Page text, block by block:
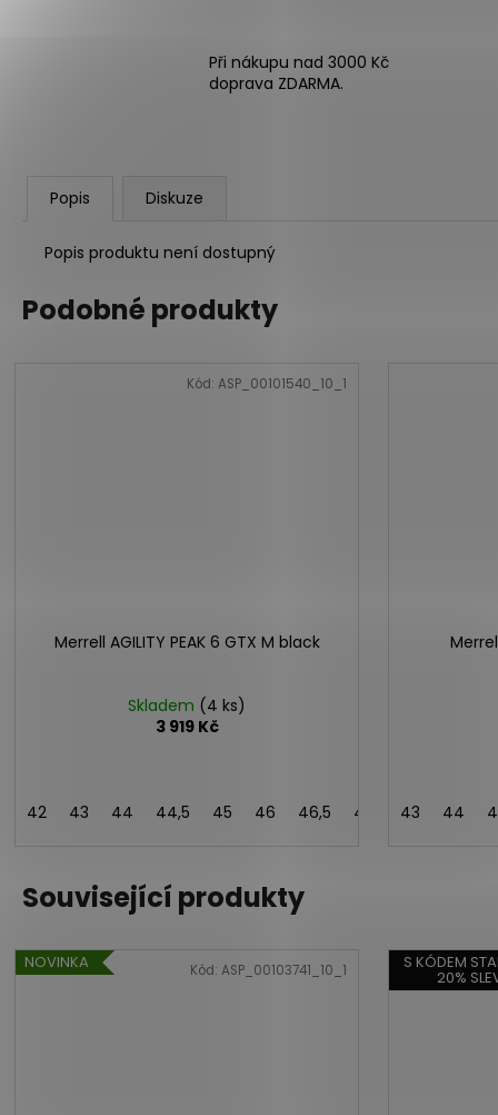
Při nákupu nad 3000 Kč
doprava ZDARMA.
Popis Diskuze
Popis produktu není dostupný
Podobné produkty
Merrell AGILITY PEAK 6 GTX M black
Skladem (4 ks)
3 919 Kč
42 43 44 44,5 45 46 46,5 47 43,5
Kód: ASP_00101540_10_1
43 44
Související produkty
NOVINKA Kód: ASP_00103741_10_1 S KÓDEM
20%